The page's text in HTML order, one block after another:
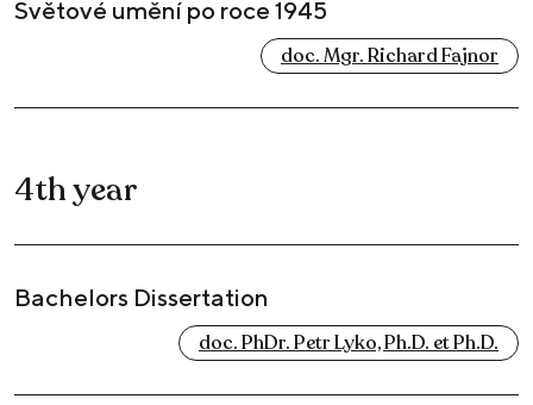
Světové umění po roce 1945
doc. Mgr. Richard Fajnor
4th year
Bachelors Dissertation
doc. PhDr. Petr Lyko, Ph.D. et Ph.D.